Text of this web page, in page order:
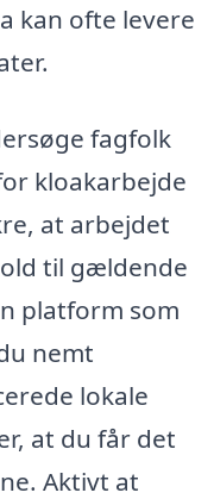
kan ofte levere
fagfolk
kloakarbejde
at arbejdet
til gældende
platform som
nemt
lokale
at du får det
Aktivt at